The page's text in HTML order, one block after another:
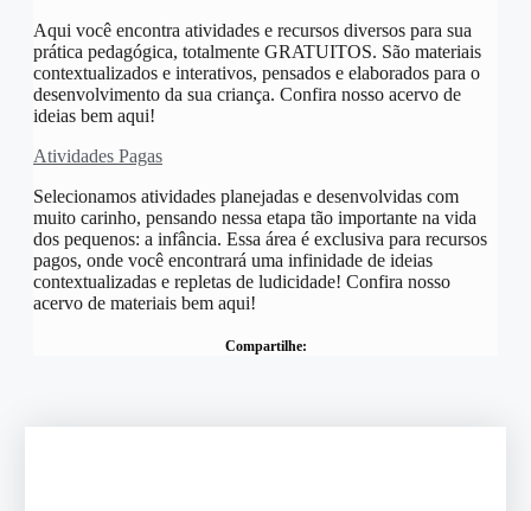
Aqui você encontra atividades e recursos diversos para sua
prática pedagógica, totalmente GRATUITOS. São materiais
contextualizados e interativos, pensados e elaborados para o
desenvolvimento da sua criança. Confira nosso acervo de
ideias bem aqui!
Atividades Pagas
Selecionamos atividades planejadas e desenvolvidas com
muito carinho, pensando nessa etapa tão importante na vida
dos pequenos: a infância. Essa área é exclusiva para recursos
pagos, onde você encontrará uma infinidade de ideias
contextualizadas e repletas de ludicidade! Confira nosso
acervo de materiais bem aqui!
Compartilhe: